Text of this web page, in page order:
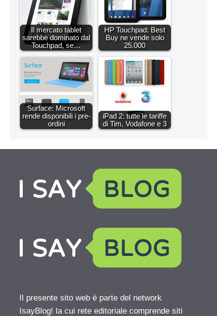
Il mercato tablet
sarebbe dominato dal
Touchpad, se…
HP Touchpad: Best
Buy ne vende solo
25.000
Surface: Microsoft
rende disponibili i pre-
ordini
iPad 2: tutte le tariffe
di Tim, Vodafone e 3
Il presente sito web è parte del network
IsayBlog! la cui rete editoriale comprende siti